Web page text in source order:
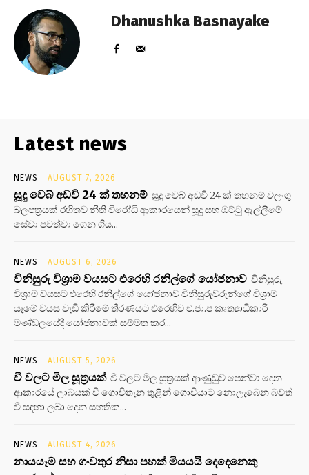
Dhanushka Basnayake
Latest news
NEWS AUGUST 7, 2026
සූදු වෙබ් අඩවි 24 ක් තහනම් සූදු වෙබ් අඩවි 24 ක් තහනම් වලංගු
බලපත්‍රයක් රහිතව නීති විරෝධි ආකාරයෙන් සූදු සහ ඔට්ටු ඇල්ලීමේ
සේවා පවත්වා ගෙන ගිය...
NEWS AUGUST 6, 2026
විනිසුරු විශ්‍රාම වයසට එරෙහි රනිල්ගේ යෝජනාව විනිසුරු
විශ්‍රාම වයසට එරෙහි රනිල්ගේ යෝජනාව විනිසුරුවරුන්ගේ විශ්‍රාම
යෑමේ වයස වැඩි කිරීමේ තීරණයට එරෙහිව එ.ජා.ප කෘත්‍යාධිකාරී
මණ්ඩලයේදී යෝජනාවක් සම්මත කර...
NEWS AUGUST 5, 2026
වී වලට මිල සූත්‍රයක් වී වලට මිල සූත්‍රයක් ආණුඩුව පෙන්වා දෙන
ආකාරයේ ලාබයක් වී ගොවිතැන තුළින් ගොවියාට නොලැබෙන බවත්
වී සඳහා ලබා දෙන සහතික...
NEWS AUGUST 4, 2026
නායයෑම් සහ ගංවතුර නිසා පහක් මියයයි දෙදෙනෙකු